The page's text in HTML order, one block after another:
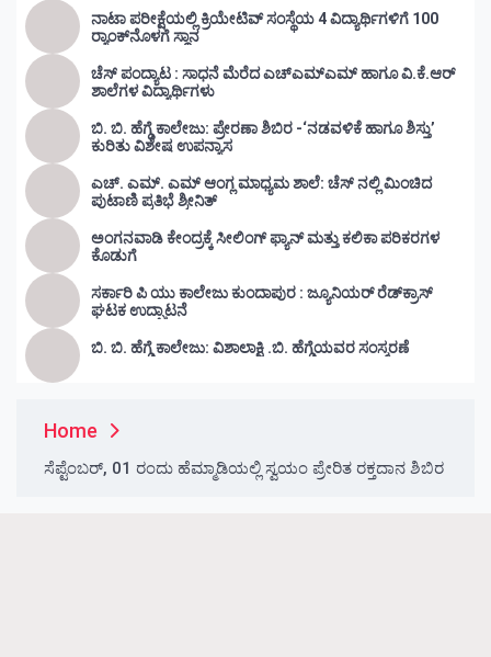
ನಾಟಾ ಪರೀಕ್ಷೆಯಲ್ಲಿ ಕ್ರಿಯೇಟಿವ್ ಸಂಸ್ಥೆಯ 4 ವಿದ್ಯಾರ್ಥಿಗಳಿಗೆ 100
ರ‍್ಯಾಂಕ್‌ನೊಳಗೆ ಸ್ಥಾನ
ಚೆಸ್ ಪಂದ್ಯಾಟ : ಸಾಧನೆ ಮೆರೆದ ಎಚ್ಎಮ್ಎಮ್ ಹಾಗೂ ವಿ.ಕೆ.ಆರ್
ಶಾಲೆಗಳ ವಿದ್ಯಾರ್ಥಿಗಳು
ಬಿ. ಬಿ. ಹೆಗ್ಡೆ ಕಾಲೇಜು: ಪ್ರೇರಣಾ ಶಿಬಿರ -‘ನಡವಳಿಕೆ ಹಾಗೂ ಶಿಸ್ತು’
ಕುರಿತು ವಿಶೇಷ ಉಪನ್ಯಾಸ
ಎಚ್. ಎಮ್. ಎಮ್ ಆಂಗ್ಲ ಮಾಧ್ಯಮ ಶಾಲೆ: ಚೆಸ್ ನಲ್ಲಿ ಮಿಂಚಿದ
ಪುಟಾಣಿ ಪ್ರತಿಭೆ ಶ್ರೀನಿತ್
ಅಂಗನವಾಡಿ ಕೇಂದ್ರಕ್ಕೆ ಸೀಲಿಂಗ್ ಫ್ಯಾನ್ ಮತ್ತು ಕಲಿಕಾ ಪರಿಕರಗಳ
ಕೊಡುಗೆ
ಸರ್ಕಾರಿ ಪಿ ಯು ಕಾಲೇಜು ಕುಂದಾಪುರ : ಜ್ಯೂನಿಯರ್‌ ರೆಡ್‌ಕ್ರಾಸ್‌
ಘಟಕ ಉದ್ಘಾಟನೆ
ಬಿ. ಬಿ. ಹೆಗ್ಡೆ ಕಾಲೇಜು: ವಿಶಾಲಾಕ್ಷಿ .ಬಿ. ಹೆಗ್ಡೆಯವರ ಸಂಸ್ಮರಣೆ
Home
ಸೆಪ್ಟೆಂಬರ್, 01 ರಂದು ಹೆಮ್ಮಾಡಿಯಲ್ಲಿ ಸ್ವಯಂ ಪ್ರೇರಿತ ರಕ್ತದಾನ ಶಿಬಿರ